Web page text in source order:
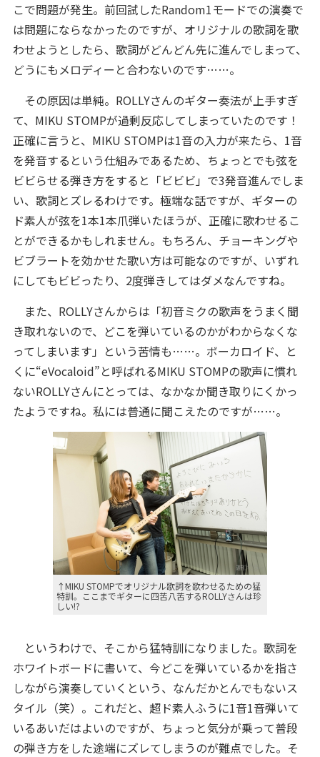
こで問題が発生。前回試したRandom1モードでの演奏で
は問題にならなかったのですが、オリジナルの歌詞を歌
わせようとしたら、歌詞がどんどん先に進んでしまって、
どうにもメロディーと合わないのです……。
その原因は単純。ROLLYさんのギター奏法が上手すぎ
て、MIKU STOMPが過剰反応してしまっていたのです！
正確に言うと、MIKU STOMPは1音の入力が来たら、1音
を発音するという仕組みであるため、ちょっとでも弦を
ビビらせる弾き方をすると「ビビビ」で3発音進んでしま
い、歌詞とズレるわけです。極端な話ですが、ギターの
ド素人が弦を1本1本爪弾いたほうが、正確に歌わせるこ
とができるかもしれません。もちろん、チョーキングや
ビブラートを効かせた歌い方は可能なのですが、いずれ
にしてもビビったり、2度弾きしてはダメなんですね。
また、ROLLYさんからは「初音ミクの歌声をうまく聞
き取れないので、どこを弾いているのかがわからなくな
ってしまいます」という苦情も……。ボーカロイド、と
くに“eVocaloid”と呼ばれるMIKU STOMPの歌声に慣れ
ないROLLYさんにとっては、なかなか聞き取りにくかっ
たようですね。私には普通に聞こえたのですが……。
↑MIKU STOMPでオリジナル歌詞を歌わせるための猛
特訓。ここまでギターに四苦八苦するROLLYさんは珍
しい!?
というわけで、そこから猛特訓になりました。歌詞を
ホワイトボードに書いて、今どこを弾いているかを指さ
しながら演奏していくという、なんだかとんでもないス
タイル（笑）。これだと、超ド素人ふうに1音1音弾いて
いるあいだはよいのですが、ちょっと気分が乗って普段
の弾き方をした途端にズレてしまうのが難点でした。そ